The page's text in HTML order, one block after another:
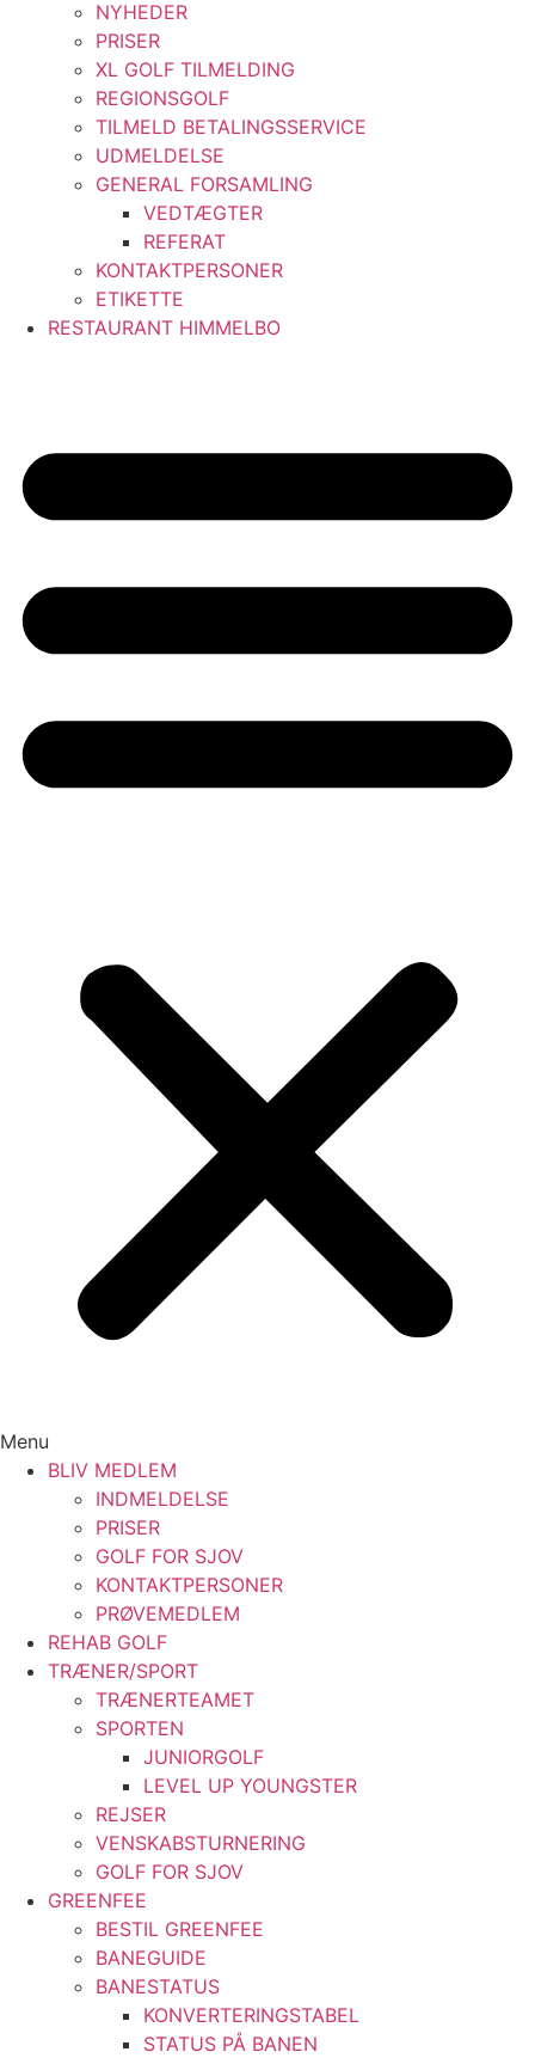
NYHEDER
PRISER
XL GOLF TILMELDING
REGIONSGOLF
TILMELD BETALINGSSERVICE
UDMELDELSE
GENERAL FORSAMLING
VEDTÆGTER
REFERAT
KONTAKTPERSONER
ETIKETTE
RESTAURANT HIMMELBO
Menu
BLIV MEDLEM
INDMELDELSE
PRISER
GOLF FOR SJOV
KONTAKTPERSONER
PRØVEMEDLEM
REHAB GOLF
TRÆNER/SPORT
TRÆNERTEAMET
SPORTEN
JUNIORGOLF
LEVEL UP YOUNGSTER
REJSER
VENSKABSTURNERING
GOLF FOR SJOV
GREENFEE
BESTIL GREENFEE
BANEGUIDE
BANESTATUS
KONVERTERINGSTABEL
STATUS PÅ BANEN